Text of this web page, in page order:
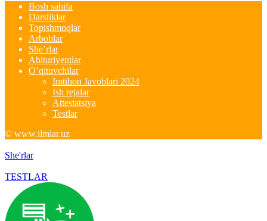
Bosh sahifa
Darsliklar
Topishmoqlar
Arboblar
She’rlar
Abituriyentlar
O’qituvchilar
Imtihon Javoblari 2024
Ish rejalar
Attestatsiya
Testlar
© www.ilmlar.uz
She'rlar
TESTLAR